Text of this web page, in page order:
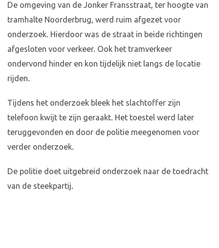
De omgeving van de Jonker Fransstraat, ter hoogte van
tramhalte Noorderbrug, werd ruim afgezet voor
onderzoek. Hierdoor was de straat in beide richtingen
afgesloten voor verkeer. Ook het tramverkeer
ondervond hinder en kon tijdelijk niet langs de locatie
rijden.
Tijdens het onderzoek bleek het slachtoffer zijn
telefoon kwijt te zijn geraakt. Het toestel werd later
teruggevonden en door de politie meegenomen voor
verder onderzoek.
De politie doet uitgebreid onderzoek naar de toedracht
van de steekpartij.